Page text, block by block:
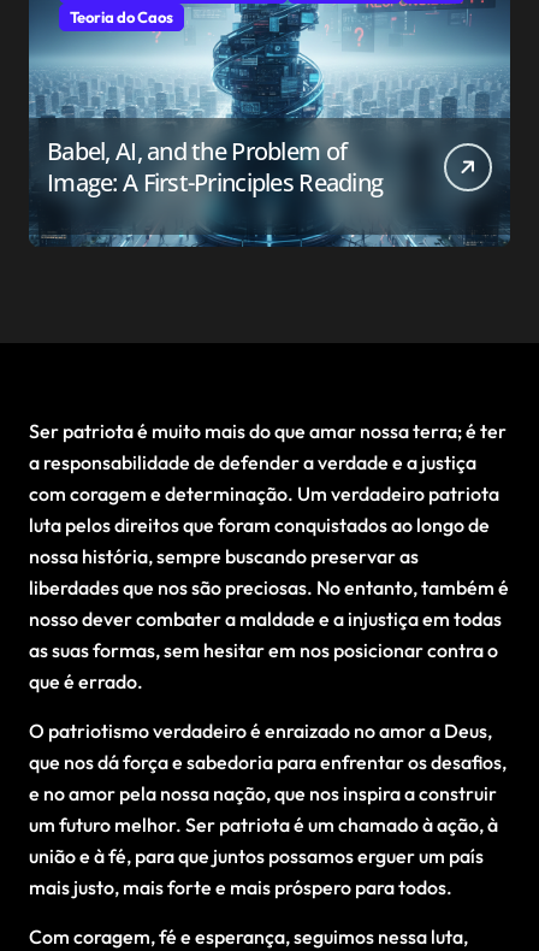
Teoria do Caos
Babel, AI, and the Problem of
Image: A First-Principles Reading
Ser patriota é muito mais do que amar nossa terra; é ter
a responsabilidade de defender a verdade e a justiça
com coragem e determinação. Um verdadeiro patriota
luta pelos direitos que foram conquistados ao longo de
nossa história, sempre buscando preservar as
liberdades que nos são preciosas. No entanto, também é
nosso dever combater a maldade e a injustiça em todas
as suas formas, sem hesitar em nos posicionar contra o
que é errado.
O patriotismo verdadeiro é enraizado no amor a Deus,
que nos dá força e sabedoria para enfrentar os desafios,
e no amor pela nossa nação, que nos inspira a construir
um futuro melhor. Ser patriota é um chamado à ação, à
união e à fé, para que juntos possamos erguer um país
mais justo, mais forte e mais próspero para todos.
Com coragem, fé e esperança, seguimos nessa luta,